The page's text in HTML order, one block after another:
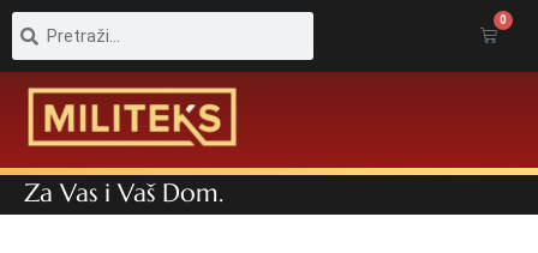
Pretraga 0
Cart
Za Vas i Vaš Dom.